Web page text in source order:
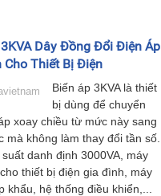
Dây Đồng Đổi Điện Áp
Cho Thiết Bị Điện
Biến áp 3KVA là thiết
bị dùng để chuyển
xoay chiều từ mức này sang
mà không làm thay đổi tần số.
danh định 3000VA, máy
thiết bị điện gia đình, máy
khẩu, hệ thống điều khiển,...